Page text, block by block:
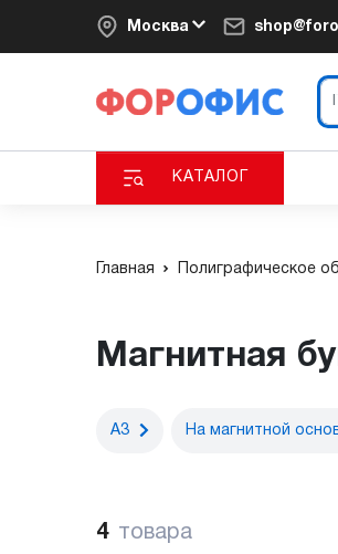
Москва
КАТАЛОГ
Главная Полиграфическое
Магнитная
A3 На магнитной
4 товара